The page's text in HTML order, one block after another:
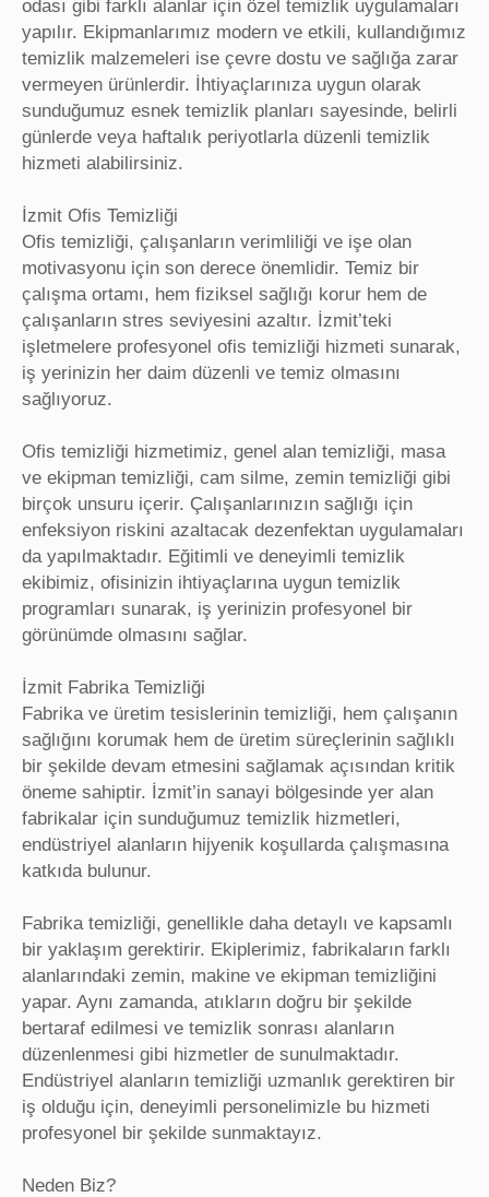
odası gibi farklı alanlar için özel temizlik uygulamaları
yapılır. Ekipmanlarımız modern ve etkili, kullandığımız
temizlik malzemeleri ise çevre dostu ve sağlığa zarar
vermeyen ürünlerdir. İhtiyaçlarınıza uygun olarak
sunduğumuz esnek temizlik planları sayesinde, belirli
günlerde veya haftalık periyotlarla düzenli temizlik
hizmeti alabilirsiniz.
İzmit Ofis Temizliği
Ofis temizliği, çalışanların verimliliği ve işe olan
motivasyonu için son derece önemlidir. Temiz bir
çalışma ortamı, hem fiziksel sağlığı korur hem de
çalışanların stres seviyesini azaltır. İzmit’teki
işletmelere profesyonel ofis temizliği hizmeti sunarak,
iş yerinizin her daim düzenli ve temiz olmasını
sağlıyoruz.
Ofis temizliği hizmetimiz, genel alan temizliği, masa
ve ekipman temizliği, cam silme, zemin temizliği gibi
birçok unsuru içerir. Çalışanlarınızın sağlığı için
enfeksiyon riskini azaltacak dezenfektan uygulamaları
da yapılmaktadır. Eğitimli ve deneyimli temizlik
ekibimiz, ofisinizin ihtiyaçlarına uygun temizlik
programları sunarak, iş yerinizin profesyonel bir
görünümde olmasını sağlar.
İzmit Fabrika Temizliği
Fabrika ve üretim tesislerinin temizliği, hem çalışanın
sağlığını korumak hem de üretim süreçlerinin sağlıklı
bir şekilde devam etmesini sağlamak açısından kritik
öneme sahiptir. İzmit’in sanayi bölgesinde yer alan
fabrikalar için sunduğumuz temizlik hizmetleri,
endüstriyel alanların hijyenik koşullarda çalışmasına
katkıda bulunur.
Fabrika temizliği, genellikle daha detaylı ve kapsamlı
bir yaklaşım gerektirir. Ekiplerimiz, fabrikaların farklı
alanlarındaki zemin, makine ve ekipman temizliğini
yapar. Aynı zamanda, atıkların doğru bir şekilde
bertaraf edilmesi ve temizlik sonrası alanların
düzenlenmesi gibi hizmetler de sunulmaktadır.
Endüstriyel alanların temizliği uzmanlık gerektiren bir
iş olduğu için, deneyimli personelimizle bu hizmeti
profesyonel bir şekilde sunmaktayız.
Neden Biz?